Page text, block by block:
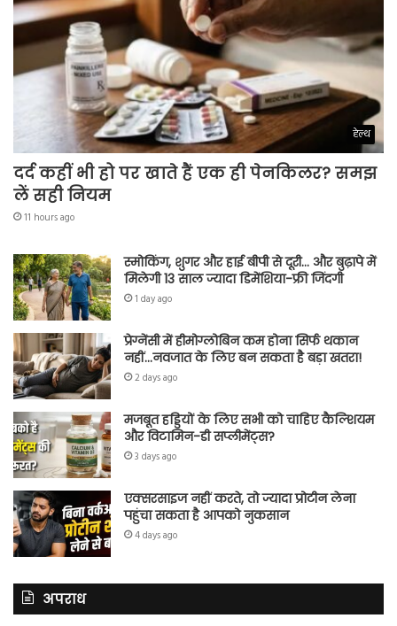
हेल्थ
दर्द कहीं भी हो पर खाते हैं एक ही पेनकिलर? समझ
लें सही नियम
11 hours ago
स्मोकिंग, शुगर और हाई बीपी से दूरी… और बुढ़ापे में
मिलेगी 13 साल ज्यादा डिमेंशिया-फ्री जिंदगी
1 day ago
प्रेग्नेंसी में हीमोग्लोबिन कम होना सिर्फ थकान
नहीं…नवजात के लिए बन सकता है बड़ा खतरा!
2 days ago
मजबूत हड्डियों के लिए सभी को चाहिए कैल्शियम
और विटामिन-डी सप्लीमेंट्स?
3 days ago
एक्सरसाइज नहीं करते, तो ज्यादा प्रोटीन लेना
पहुंचा सकता है आपको नुकसान
4 days ago
अपराध